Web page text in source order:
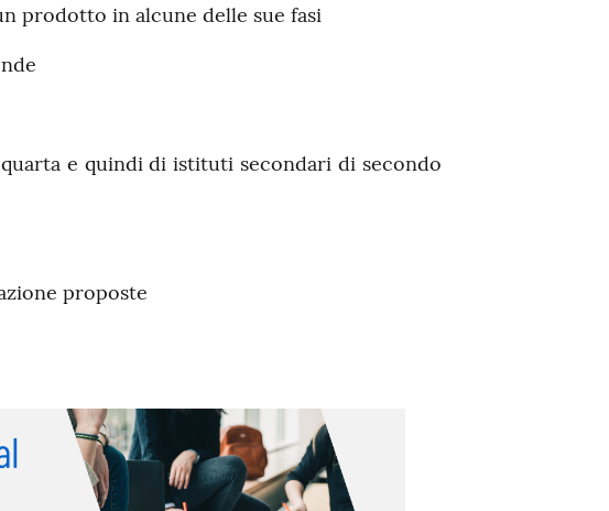
prodotto in alcune delle sue fasi
e quindi di istituti secondari di secondo
proposte